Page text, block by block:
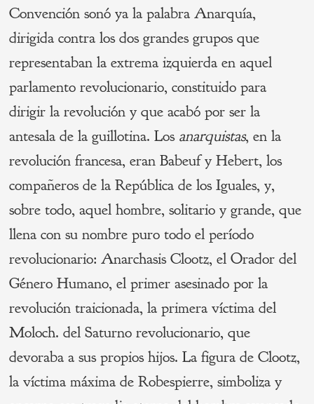
Convención sonó ya la palabra Anarquía,
dirigida contra los dos grandes grupos que
representaban la extrema izquierda en aquel
parlamento revolucionario, constituido para
dirigir la revolución y que acabó por ser la
antesala de la guillotina. Los anarquistas, en la
revolución francesa, eran Babeuf y Hebert, los
compañeros de la República de los Iguales, y,
sobre todo, aquel hombre, solitario y grande, que
llena con su nombre puro todo el período
revolucionario: Anarchasis Clootz, el Orador del
Género Humano, el primer asesinado por la
revolución traicionada, la primera víctima del
Moloch. del Saturno revolucionario, que
devoraba a sus propios hijos. La figura de Clootz,
la víctima máxima de Robespierre, simboliza y